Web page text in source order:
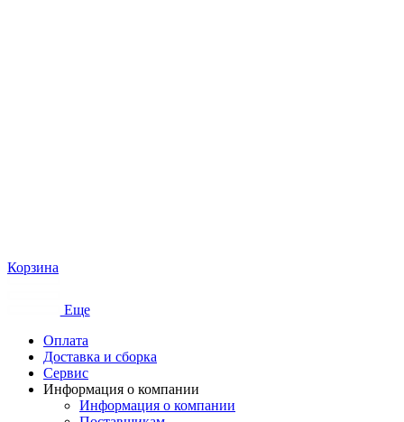
Корзина
Еще
Оплата
Доставка и сборка
Сервис
Информация о компании
Информация о компании